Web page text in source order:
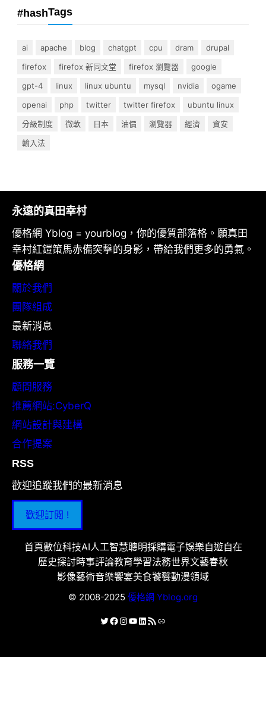
#hashTags
ai apache blog chatgpt cpu dram
drupal
firefox
firefox 新同文堂 firefox 瀏覽器
google
gpt-4
linux linux ubuntu mysql nvidia
ogame
openai
php twitter twitter firefox
ubuntu linux
分級制度
微軟 日本 油價 瀏覽器 經濟
資安
輸入法
永遠的真田幸村
優格網 Yblog = yourblog，你的優質部落格。願真田
幸村紅鎧策馬赤備突擊的身影，帶給我們更多的勇氣。
優格網
關於我們
團隊組成
最新消息
聯絡我們
服務一覽
顧問服務
推薦網站:CyberQ
網站設計與建構
合作提案
RSS
歡迎追蹤我們的最新消息
歡迎訂閱 !
首頁數位科技AI人工智慧聰明採購電子娛樂自遊自在
歷史探討時事評論教育學習法務世界文藝春秋
影像藝術音樂饗宴美食饕餮動漫領域
© 2008-2025 優格網 Yblog.org
X Facebook
Instagram
YouTube
LinkedIn
RSS 資訊提供連結